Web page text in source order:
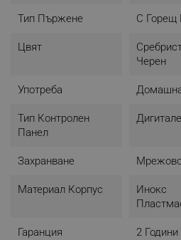
- Цвят: Черен
- Тегло: 4.7 Kg
- Контейнерът и решетката са
* Гаранция 24 месеца
Тип Пържене С Горещ
Цвят
Черен
Употреба
Тип Контролен
Панел
Захранване
Материал Корпус
Инокс
Гаранция 2 Години